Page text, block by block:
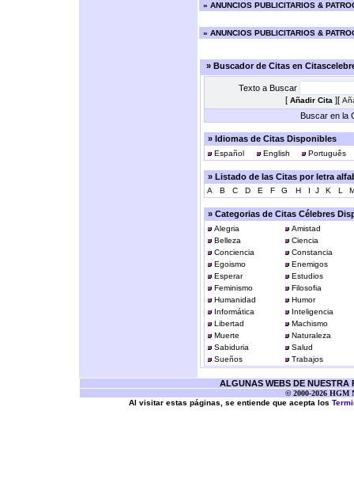
» ANUNCIOS PUBLICITARIOS &
» ANUNCIOS PUBLICITARIOS &
» Buscador de Citas en
Texto a Buscar
[ Añadir Cita ][
Buscar en la
» Idiomas de Citas Disponibles
Español English Português
» Listado de las Citas por letra
A B C D E F G H I J K L
» Categorias de Citas Célebres
Alegria
Amistad
Belleza
Ciencia
Conciencia
Constancia
Egoismo
Enemigos
Esperar
Estudios
Feminismo
Filosofia
Humanidad
Humor
Informática
Inteligencia
Libertad
Machismo
Muerte
Naturaleza
Sabiduria
Salud
Sueños
Trabajos
ALGUNAS WEBS DE NUESTRA
© 2000-2026 HGM
Al visitar estas páginas, se entiende que acepta los